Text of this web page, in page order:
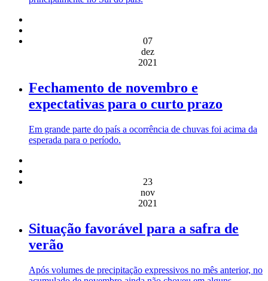
07
dez
2021
Fechamento de novembro e
expectativas para o curto prazo
Em grande parte do país a ocorrência de chuvas foi acima da
esperada para o período.
23
nov
2021
Situação favorável para a safra de
verão
Após volumes de precipitação expressivos no mês anterior, no